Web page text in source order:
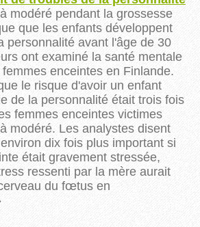
modéré pendant la grossesse
que les enfants développent
personnalité avant l'âge de 30
ont examiné la santé mentale
enceintes en Finlande.
le risque d'avoir un enfant
de la personnalité était trois fois
femmes enceintes victimes
modéré. Les analystes disent
dix fois plus important si
était gravement stressée,
ressenti par la mère aurait
du fœtus en